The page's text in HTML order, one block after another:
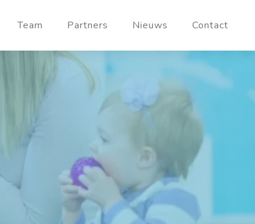
Team Partners Nieuws Contact